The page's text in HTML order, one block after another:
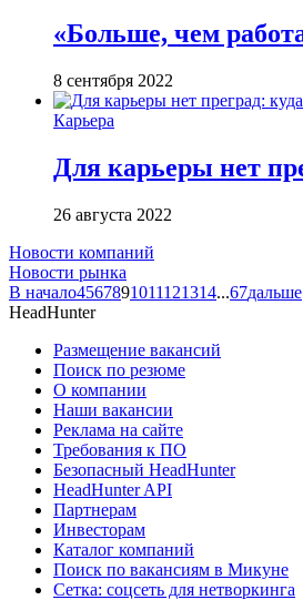
«Больше, чем
8 сентября 2022
Карьера
Для карьеры нет
26 августа 2022
Новости компаний
Новости рынка
В начало4567891011121314...67дальше
HeadHunter
Размещение вакансий
Поиск по резюме
О компании
Наши вакансии
Реклама на сайте
Требования к ПО
Безопасный HeadHunter
HeadHunter API
Партнерам
Инвесторам
Каталог компаний
Поиск по вакансиям в Микуне
Сетка: соцсеть для нетворкинга